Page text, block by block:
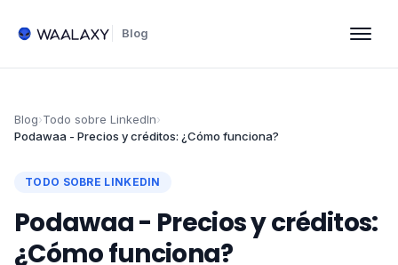
Blog
Blog›Todo sobre LinkedIn›
Podawaa - Precios y créditos: ¿Cómo funciona?
TODO SOBRE LINKEDIN
Podawaa - Precios y créditos:
¿Cómo funciona?